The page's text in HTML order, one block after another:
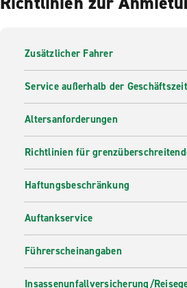
Zusätzlicher Fahrer
Service außerhalb der
Altersanforderungen
Richtlinien für
Haftungsbeschränkung
Auftankservice
Führerscheinangaben
Insassenunfallversicherung/